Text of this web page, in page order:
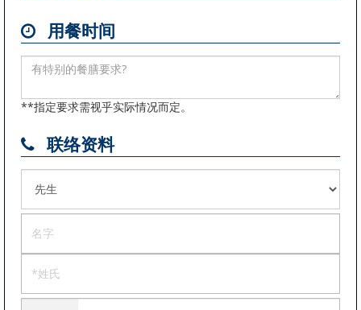
用餐时间
**指定要求需视乎实际情况而定。
联络资料